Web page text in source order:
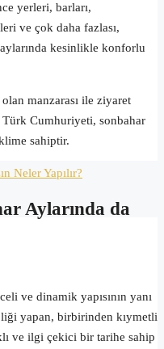
yerleri, barları,
ve çok daha fazlası,
kesinlikle konforlu
manzarası ile ziyaret
Türk Cumhuriyeti, sonbahar
sahiptir.
Neler Yapılır?
Aylarında da
ve dinamik yapısının yanı
yapan, birbirinden kıymetli
ve ilgi çekici bir tarihe sahip